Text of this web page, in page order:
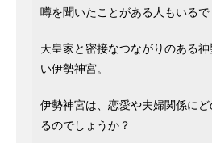
噂を聞いたことがある人もいるで
天皇家と密接なつながりのある
い伊勢神宮。
伊勢神宮は、恋愛や夫婦関係にど
るのでしょうか？